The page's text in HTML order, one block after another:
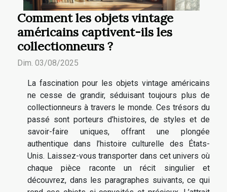
Comment les objets vintage
américains captivent-ils les
collectionneurs ?
Dim. 03/08/2025
La fascination pour les objets vintage américains
ne cesse de grandir, séduisant toujours plus de
collectionneurs à travers le monde. Ces trésors du
passé sont porteurs d’histoires, de styles et de
savoir-faire uniques, offrant une plongée
authentique dans l’histoire culturelle des États-
Unis. Laissez-vous transporter dans cet univers où
chaque pièce raconte un récit singulier et
découvrez, dans les paragraphes suivants, ce qui